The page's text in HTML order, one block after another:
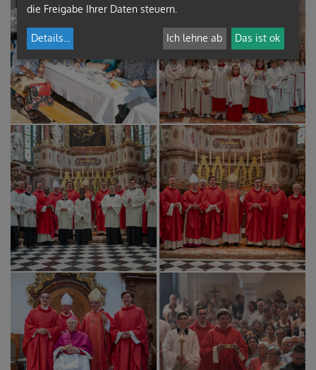
die Freigabe Ihrer Daten steuern.
Details Ich lehne ab Das ist ok